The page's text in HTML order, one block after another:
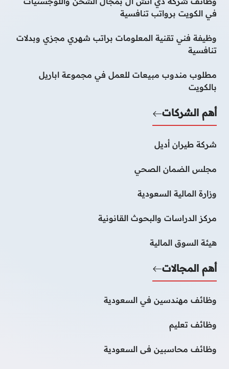
في الكويت برواتب تنافسية
وظيفة فني تقنية المعلومات براتب شهري مجزي وبدلات
تنافسية
مطلوب مندوب مبيعات للعمل في مجموعة اباريل
بالكويت
أهم الشركات
شركة طيران أديل
مجلس الضمان الصحي
وزارة المالية السعودية
مركز الدراسات والبحوث القانونية
هيئة السوق المالية
أهم المجالات
وظائف مهندسين في السعودية
وظائف تعليم
وظائف محاسبين فى السعودية